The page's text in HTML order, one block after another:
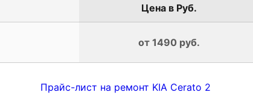
Цена в Руб.
от 1490 руб.
Прайс-лист на ремонт KIA Cerato 2